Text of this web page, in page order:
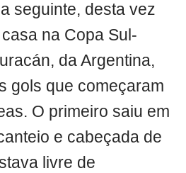
seguinte, desta vez
na Copa Sul-
da Argentina,
gols que começaram
O primeiro saiu em
e cabeçada de
livre de